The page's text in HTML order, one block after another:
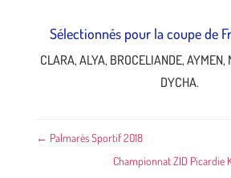
Sélectionnés pour la coupe de
CLARA, ALYA, BROCELIANDE,
DYCHA.
← Palmarès Sportif 2018
Championnat ZID Picardie